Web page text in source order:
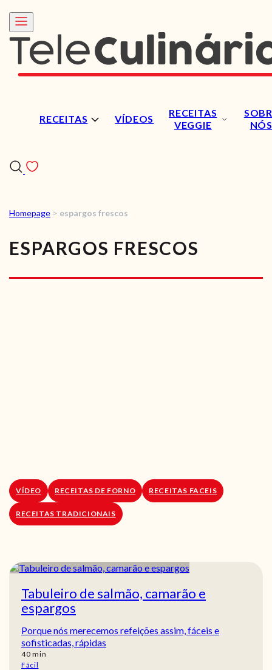
RECEITAS VÍDEOS
RECEITAS
VEGGIE
NÓS
RECEITAS
VÍDEOS
RECEITAS VEGGIE
Homepage > espargos frescos
ESPARGOS FRESCOS
VÍDEO RECEITAS DE FORNO RECEITAS FACEIS
RECEITAS TRADICIONAIS
Tabuleiro de salmão, camarão e
espargos
Porque nós merecemos refeições assim, fáceis e
sofisticadas, rápidas
40min
min
Fácil